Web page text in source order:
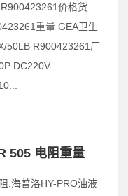
价格货
重量 GEA卫生
50LB R900423261厂
DC220V
505 电阻重量
,海普洛HY-PRO油液